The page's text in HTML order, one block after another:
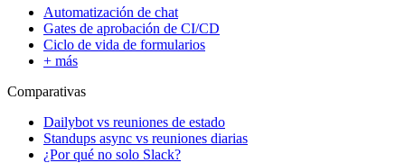
Automatización de chat
Gates de aprobación de CI/CD
Ciclo de vida de formularios
+ más
Comparativas
Dailybot vs reuniones de estado
Standups async vs reuniones diarias
¿Por qué no solo Slack?